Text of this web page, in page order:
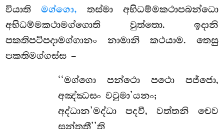
වියාතිමග්ගො, තස්මා අභිධම්මකථාපබන්ධො
අභිධම්මකථාමග්ගොති වුත්තො. ඉදානි
පකතිපටිපදාමග්ගානං නාමානි කථයාම. තෙසු
පකතිමග්ගස්ස –
‘‘මග්ගො පන්ථො පථො පජ්ජො,
අඤ්ඣසං වටුමා’යනං;
අද්ධාන’මද්ධා පදවී, වත්තනි චෙව
සන්තතී’’ති